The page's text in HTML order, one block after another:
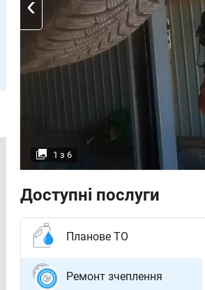
1 з 6
Доступні послуги
Планове ТО
Ремонт зчеплення